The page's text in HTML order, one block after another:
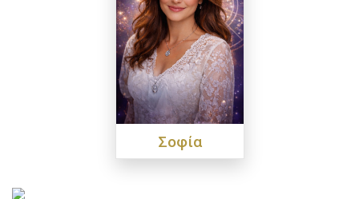
Σοφία